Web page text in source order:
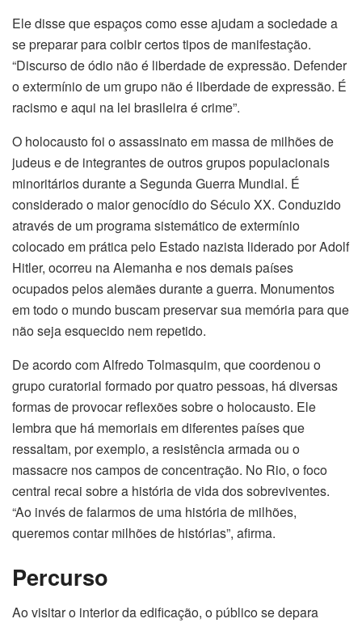
Ele disse que espaços como esse ajudam a sociedade a
se preparar para coibir certos tipos de manifestação.
“Discurso de ódio não é liberdade de expressão. Defender
o extermínio de um grupo não é liberdade de expressão. É
racismo e aqui na lei brasileira é crime”.
O holocausto foi o assassinato em massa de milhões de
judeus e de integrantes de outros grupos populacionais
minoritários durante a Segunda Guerra Mundial. É
considerado o maior genocídio do Século XX. Conduzido
através de um programa sistemático de extermínio
colocado em prática pelo Estado nazista liderado por Adolf
Hitler, ocorreu na Alemanha e nos demais países
ocupados pelos alemães durante a guerra. Monumentos
em todo o mundo buscam preservar sua memória para que
não seja esquecido nem repetido.
De acordo com Alfredo Tolmasquim, que coordenou o
grupo curatorial formado por quatro pessoas, há diversas
formas de provocar reflexões sobre o holocausto. Ele
lembra que há memoriais em diferentes países que
ressaltam, por exemplo, a resistência armada ou o
massacre nos campos de concentração. No Rio, o foco
central recai sobre a história de vida dos sobreviventes.
“Ao invés de falarmos de uma história de milhões,
queremos contar milhões de histórias”, afirma.
Percurso
Ao visitar o interior da edificação, o público se depara